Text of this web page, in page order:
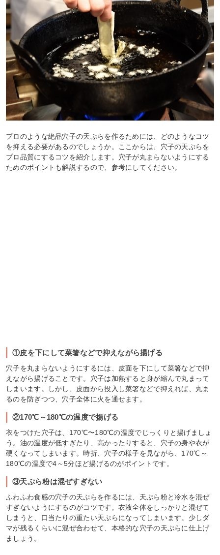
プロのような絶品穴子の天ぷらを作るためには、どのようなコツ
を抑える必要があるのでしょうか。ここからは、穴子の天ぷらを
プロ品質にするコツを紹介します。穴子が丸まらないようにする
ためのポイントも解説するので、参考にしてください。
①皮を下にして菜箸などで抑えながら揚げる
穴子を丸まらないようにするには、皮面を下にして菜箸などで抑
えながら揚げることです。穴子は加熱すると身が縮んで丸まって
しまいます。しかし、皮面から投入し菜箸などで抑えれば、丸ま
るのを防ぎつつ、穴子全体に火を通せます。
②170℃～180℃の温度で揚げる
衣をつけた穴子は、170℃〜180℃の温度でじっくりと揚げましょ
う。油の温度が低すぎたり、高かったりすると、穴子の身や衣が
硬くなってしまいます。時折、穴子の様子を見ながら、170℃～
180℃の温度で4～5分ほど揚げるのがポイントです。
③天ぷら粉は混ぜすぎない
ふわふわ食感の穴子の天ぷらを作るには、天ぷら粉と冷水を混ぜ
すぎないようにするのがコツです。衣液全体をしっかりと混ぜて
しまうと、口当たりの重たい天ぷらになってしまいます。少しダ
マが残るくらいに混ぜ合わせて、本格的な穴子の天ぷらに仕上げ
ましょう。